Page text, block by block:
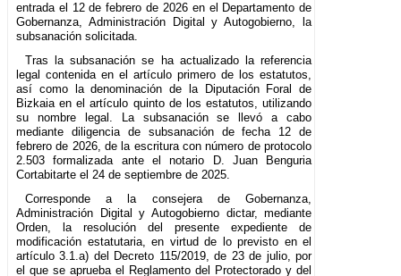
entrada el 12 de febrero de 2026 en el Departamento de
Gobernanza, Administración Digital y Autogobierno, la
subsanación solicitada.
Tras la subsanación se ha actualizado la referencia
legal contenida en el artículo primero de los estatutos,
así como la denominación de la Diputación Foral de
Bizkaia en el artículo quinto de los estatutos, utilizando
su nombre legal. La subsanación se llevó a cabo
mediante diligencia de subsanación de fecha 12 de
febrero de 2026, de la escritura con número de protocolo
2.503 formalizada ante el notario D. Juan Benguria
Cortabitarte el 24 de septiembre de 2025.
Corresponde a la consejera de Gobernanza,
Administración Digital y Autogobierno dictar, mediante
Orden, la resolución del presente expediente de
modificación estatutaria, en virtud de lo previsto en el
artículo 3.1.a) del Decreto 115/2019, de 23 de julio, por
el que se aprueba el Reglamento del Protectorado y del